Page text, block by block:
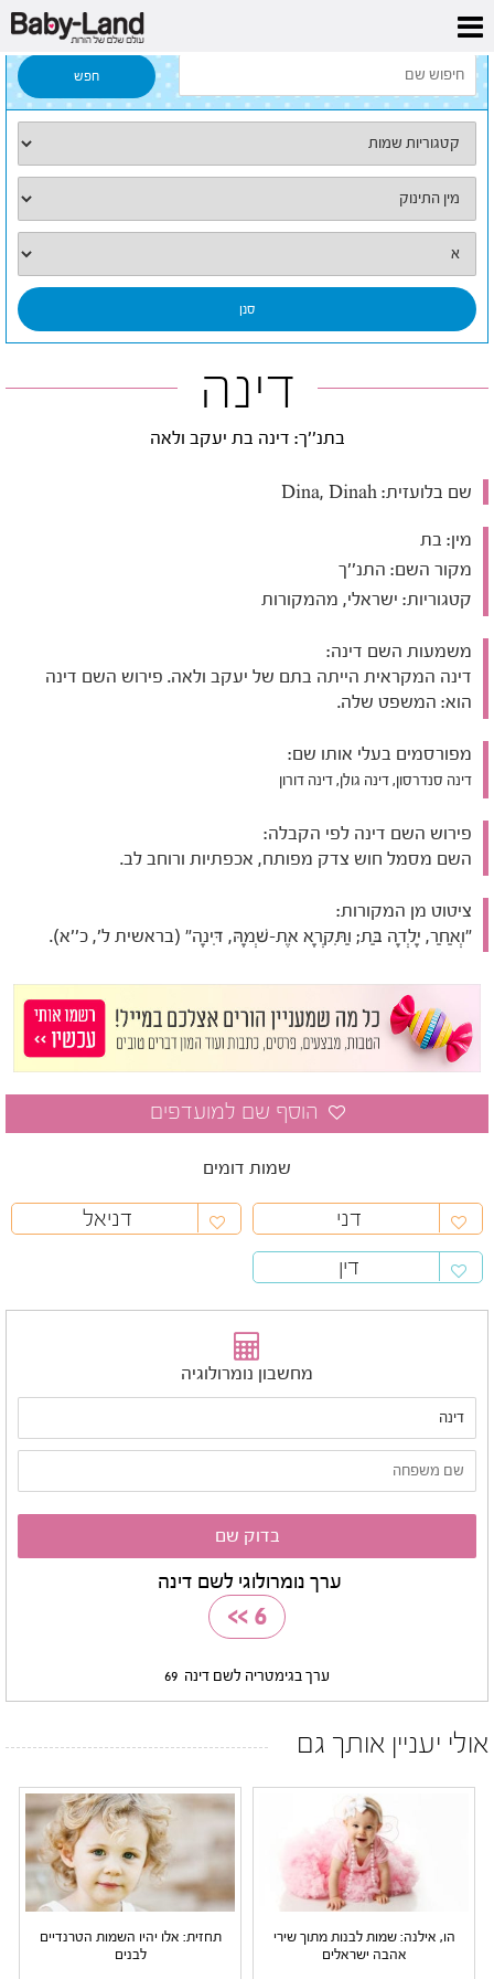
דף הבית
דינה
בתנ''ך: דינה בת יעקב ולאה
שם בלועזית:
מין: בת
מקור השם: התנ''ך
קטגוריות: ישראלי, מהמקורות
משמעות השם דינה:
דינה המקראית הייתה בתם של יעקב ולאה. פירוש השם דינה
הוא: המשפט שלה.
מפורסמים בעלי אותו שם:
דינה סנדרסון, דינה גולן, דינה דורון
פירוש השם דינה לפי הקבלה:
השם מסמל חוש צדק מפותח, אכפתיות ורוחב לב.
ציטוט מן המקורות:
"וְאַחַר, יָלְדָה בַּת; וַתִּקְרָא אֶת-שְׁמָהּ, דִּינָה" (בראשית ל', כ''א).
שמות דומים
דני
דניאל
דין
מחשבון נומרולוגיה
ערך נומרולוגי לשם דינה
6
>>
ערך בגימטריה לשם דינה 69
אולי יעניין אותך גם
הו, אילנה: שמות לבנות מתוך שירי
אהבה ישראלים
תחזית: אלו יהיו השמות הטרנדיים
לבנים